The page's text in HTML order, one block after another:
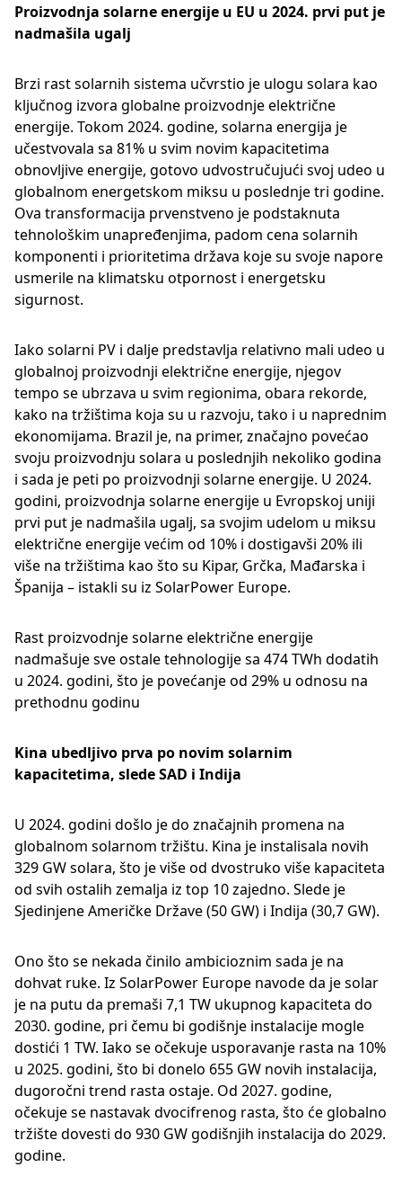
Proizvodnja solarne energije u EU u 2024. prvi put je
nadmašila ugalj
Brzi rast solarnih sistema učvrstio je ulogu solara kao
ključnog izvora globalne proizvodnje električne
energije. Tokom 2024. godine, solarna energija je
učestvovala sa 81% u svim novim kapacitetima
obnovljive energije, gotovo udvostručujući svoj udeo u
globalnom energetskom miksu u poslednje tri godine.
Ova transformacija prvenstveno je podstaknuta
tehnološkim unapređenjima, padom cena solarnih
komponenti i prioritetima država koje su svoje napore
usmerile na klimatsku otpornost i energetsku
sigurnost.
Iako solarni PV i dalje predstavlja relativno mali udeo u
globalnoj proizvodnji električne energije, njegov
tempo se ubrzava u svim regionima, obara rekorde,
kako na tržištima koja su u razvoju, tako i u naprednim
ekonomijama. Brazil je, na primer, značajno povećao
svoju proizvodnju solara u poslednjih nekoliko godina
i sada je peti po proizvodnji solarne energije. U 2024.
godini, proizvodnja solarne energije u Evropskoj uniji
prvi put je nadmašila ugalj, sa svojim udelom u miksu
električne energije većim od 10% i dostigavši 20% ili
više na tržištima kao što su Kipar, Grčka, Mađarska i
Španija – istakli su iz SolarPower Europe.
Rast proizvodnje solarne električne energije
nadmašuje sve ostale tehnologije sa 474 TWh dodatih
u 2024. godini, što je povećanje od 29% u odnosu na
prethodnu godinu
Kina ubedljivo prva po novim solarnim
kapacitetima, slede SAD i Indija
U 2024. godini došlo je do značajnih promena na
globalnom solarnom tržištu. Kina je instalisala novih
329 GW solara, što je više od dvostruko više kapaciteta
od svih ostalih zemalja iz top 10 zajedno. Slede je
Sjedinjene Američke Države (50 GW) i Indija (30,7 GW).
Ono što se nekada činilo ambicioznim sada je na
dohvat ruke. Iz SolarPower Europe navode da je solar
je na putu da premaši 7,1 TW ukupnog kapaciteta do
2030. godine, pri čemu bi godišnje instalacije mogle
dostići 1 TW. Iako se očekuje usporavanje rasta na 10%
u 2025. godini, što bi donelo 655 GW novih instalacija,
dugoročni trend rasta ostaje. Od 2027. godine,
očekuje se nastavak dvocifrenog rasta, što će globalno
tržište dovesti do 930 GW godišnjih instalacija do 2029.
godine.